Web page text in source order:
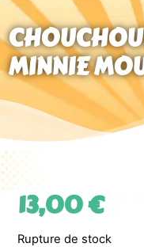
MINNIE
13,00€
Rupture de stock